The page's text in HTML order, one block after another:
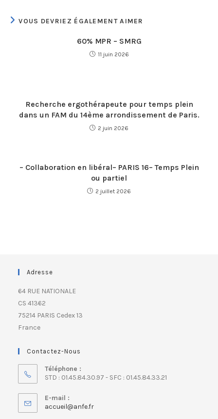
VOUS DEVRIEZ ÉGALEMENT AIMER
60% MPR – SMRG
11 juin 2026
Recherche ergothérapeute pour temps plein
dans un FAM du 14ème arrondissement de Paris.
2 juin 2026
– Collaboration en libéral– PARIS 16– Temps Plein
ou partiel
2 juillet 2026
Adresse
64 RUE NATIONALE
CS 41362
75214 PARIS Cedex 13
France
Contactez-Nous
Téléphone :
STD : 01.45.84.30.97 - SFC : 01.45.84.33.21
E-mail :
accueil@anfe.fr